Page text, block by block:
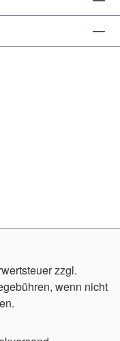
zzgl.
wenn nicht